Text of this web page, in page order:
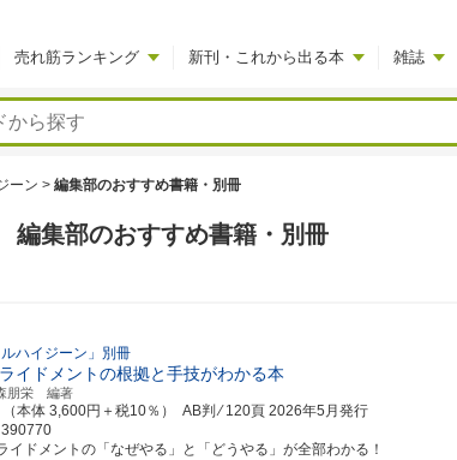
売れ筋ランキング 新刊・これから出る本 雑誌
ーン > 編集部のおすすめ書籍・別冊
集部のおすすめ書籍・別冊
ハイジーン」別冊
イドメントの根拠と手技がわかる本
朋栄 編著
（本体 3,600円＋税10％） AB判 ⁄ 120頁 2026年5月発行
イドメントの「なぜやる」と「どうやる」が全部わかる！